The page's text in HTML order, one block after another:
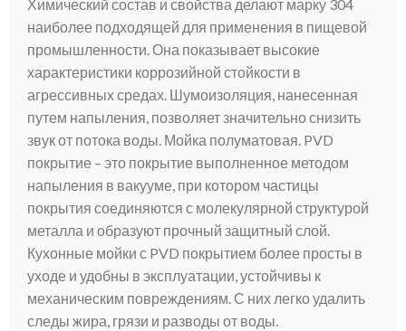
Химический состав и свойства делают марку 304
наиболее подходящей для применения в пищевой
промышленности. Она показывает высокие
характеристики коррозийной стойкости в
агрессивных средах. Шумоизоляция, нанесенная
путем напыления, позволяет значительно снизить
звук от потока воды. Мойка полуматовая. PVD
покрытие – это покрытие выполненное методом
напыления в вакууме, при котором частицы
покрытия соединяются с молекулярной структурой
металла и образуют прочный защитный слой.
Кухонные мойки с PVD покрытием более просты в
уходе и удобны в эксплуатации, устойчивы к
механическим повреждениям. С них легко удалить
следы жира, грязи и разводы от воды.